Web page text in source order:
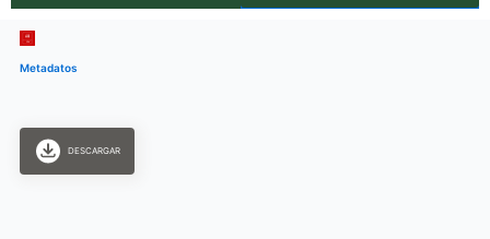
Metadatos
DESCARGAR